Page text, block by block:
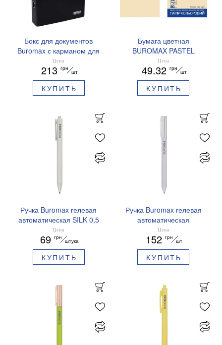
Бокс для документов
Buromax с карманом для
именных карточек на
липучке 55мм синий
BM.3203-02
Цена
213 грн
шт
КУПИТЬ
Бумага цветная
BUROMAX PASTEL
EUROMAX 20 арк А4 80 г/
мс BM.2721220E-08
Цена
49.32 грн
шт
КУПИТЬ
Ручка Buromax гелевая
автоматическая SILK 0,5
мм синие чернила
BM.83100
Цена
69 грн
штука
КУПИТЬ
Ручка Buromax гелевая
автоматическая
PRESTIGE SILVER 0,5 мм
синие чернила BM.83102
Цена
152 грн
шт
КУПИТЬ